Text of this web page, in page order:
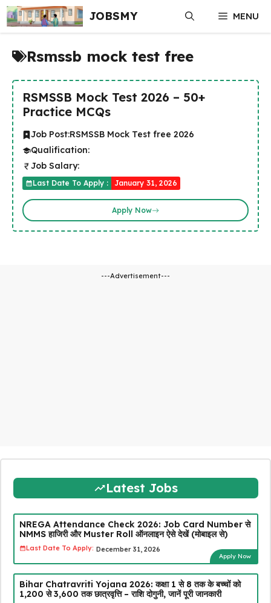
Skip
to
content
JOBSMY MENU
Rsmssb mock test free
RSMSSB Mock Test 2026 – 50+
Practice MCQs
Job Post:RSMSSB Mock Test free 2026
Qualification:
Job Salary:
Last Date To Apply : January 31, 2026
Apply Now
---Advertisement---
Latest Jobs
NREGA Attendance Check 2026: Job Card Number से
NMMS हाजिरी और Muster Roll ऑनलाइन ऐसे देखें (मोबाइल से)
Last Date To Apply: December 31, 2026
Apply Now
Bihar Chatravriti Yojana 2026: कक्षा 1 से 8 तक के बच्चों को
₹1,200 से ₹3,600 तक छात्रवृत्ति – राशि दोगुनी, जानें पूरी जानकारी